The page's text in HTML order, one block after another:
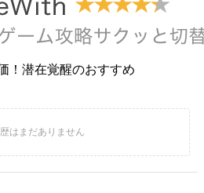
！潜在覚醒のおすすめ